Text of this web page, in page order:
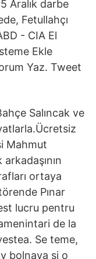
Aralık darbe
Fetullahçı
- CIA El
Ekle
Yaz. Tweet
Salıncak ve
Mahmut
ortaya
Pınar
lu­cru pentru
de la
Se te­me,
bol­­nava si o